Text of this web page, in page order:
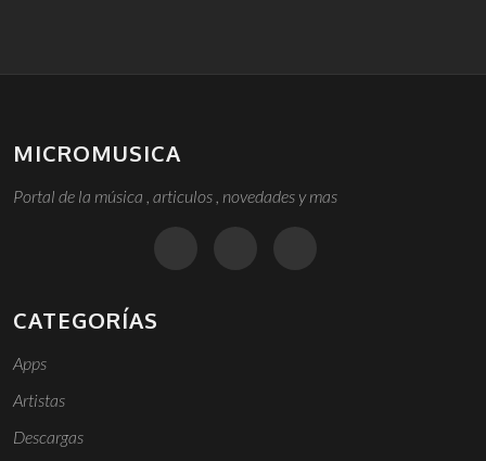
MICROMUSICA
Portal de la música , articulos , novedades y mas
CATEGORÍAS
Apps
Artistas
Descargas